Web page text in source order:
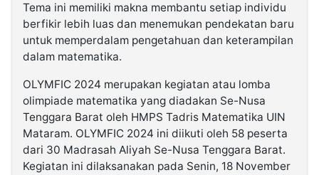
Tema ini memiliki makna membantu setiap individu
berfikir lebih luas dan menemukan pendekatan baru
untuk memperdalam pengetahuan dan keterampilan
dalam matematika.
OLYMFIC 2024 merupakan kegiatan atau lomba
olimpiade matematika yang diadakan Se-Nusa
Tenggara Barat oleh HMPS Tadris Matematika UIN
Mataram. OLYMFIC 2024 ini diikuti oleh 58 peserta
dari 30 Madrasah Aliyah Se-Nusa Tenggara Barat.
Kegiatan ini dilaksanakan pada Senin, 18 November